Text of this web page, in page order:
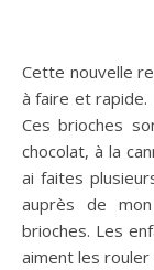
Cette nouvelle recette est géniale ! Délicieuse, très simple
à faire et
Ces brioches
chocolat, à la
ai faites
auprès de
brioches. Les
aiment les